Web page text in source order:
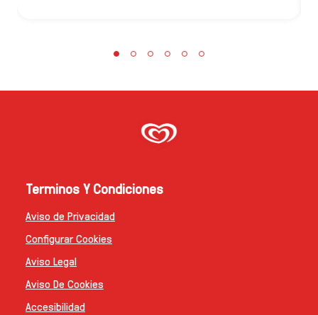
Terminos Y Condiciones
Aviso de Privacidad
Configurar Cookies
Aviso Legal
Aviso De Cookies
Accesibilidad